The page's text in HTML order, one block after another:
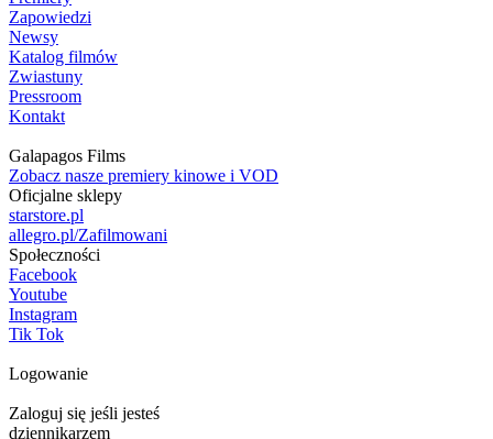
Zapowiedzi
Newsy
Katalog filmów
Zwiastuny
Pressroom
Kontakt
Galapagos Films
Zobacz nasze premiery kinowe i VOD
Oficjalne sklepy
starstore.pl
allegro.pl/Zafilmowani
Społeczności
Facebook
Youtube
Instagram
Tik Tok
Logowanie
Zaloguj się jeśli jesteś
dziennikarzem